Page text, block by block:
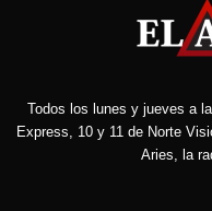
Todos los lunes y jueves a
Express, 10 y 11 de Norte
Aries, la